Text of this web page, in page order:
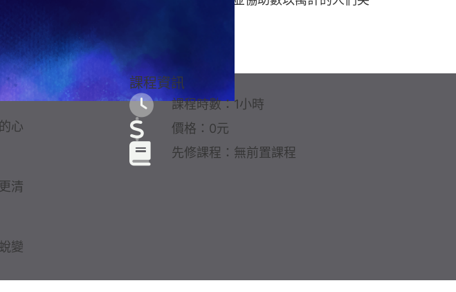
善健康，獲得身心的平衡。
心
清
變
課程資訊
課程時數：1小時
價格：0元
先修課程：無前置課程